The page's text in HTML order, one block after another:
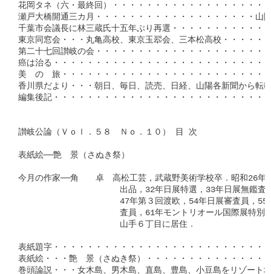
花岡タネ（六・最終回）・・・・・・・・・・・・・・・・・・
瀬戸大橋開通三カ月・・・・・・・・・・・・・・・・・・・山
千葉市会議長に林三蔵氏十五年ぶり再選・・・・・・・・・・・
東京同窓会・・・丸亀高校、東京玉翆会、三本松高校・・・・・
第二十七回讃岐の会・・・・・・・・・・・・・・・・・・・・
癌は治る・・・・・・・・・・・・・・・・・・・・・・・・・
美　の　旅・・・・・・・・・・・・・・・・・・・・・・・・
香川県だより・・・朝日、毎日、読売、日経、山陽各新聞から転
編集後記・・・・・・・・・・・・・・・・・・・・・・・・・
讃岐公論（Ｖｏｌ．５８　Ｎｏ．１０） 目 次
表紙絵──艶　景（さぬき祭）
今月の作家──角　　卓　高松工芸，武蔵野美術学校卒．昭和26年
出品，32年日展特選，33年日展無鑑査出品，
47年第３回渡欧，54年日展審査員，55年日展
査員，61年モントリオール国際展特別出品．
山手６丁目に居住．
表紙題字・・・・・・・・・・・・・・・・・・・・・・・・・
表紙絵・・・艶　景（さぬき祭）・・・・・・・・・・・・・・
巻頭論説・・・女木島、男木島、直島、豊島、小豆島をリゾート